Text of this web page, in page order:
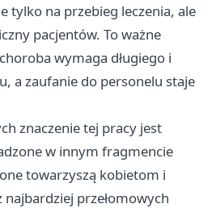
tylko na przebieg leczenia, ale
pacjentów. To ważne
wymaga długiego i
a zaufanie do personelu staje
znaczenie tej pracy jest
w innym fragmencie
towarzyszą kobietom i
przełomowych